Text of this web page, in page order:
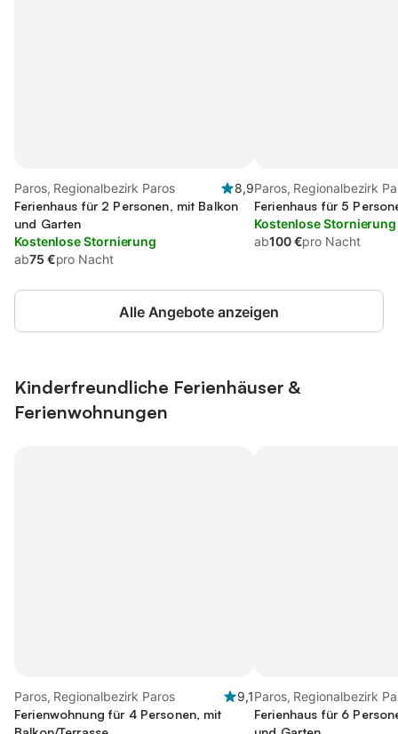
Paros, Regionalbezirk Paros
8,9
Ferienhaus für 2 Personen, mit Balkon
und Garten
Kostenlose Stornierung
ab75 €pro Nacht
Paros, Regionalbezirk
Ferienhaus für 5
Kostenlose Stornierung
ab100 €pro Nacht
Alle Angebote anzeigen
Kinderfreundliche Ferienhäuser &
Ferienwohnungen
Paros, Regionalbezirk Paros
9,1
Ferienwohnung für 4 Personen, mit
Paros, Regionalbezirk
Ferienhaus für 6